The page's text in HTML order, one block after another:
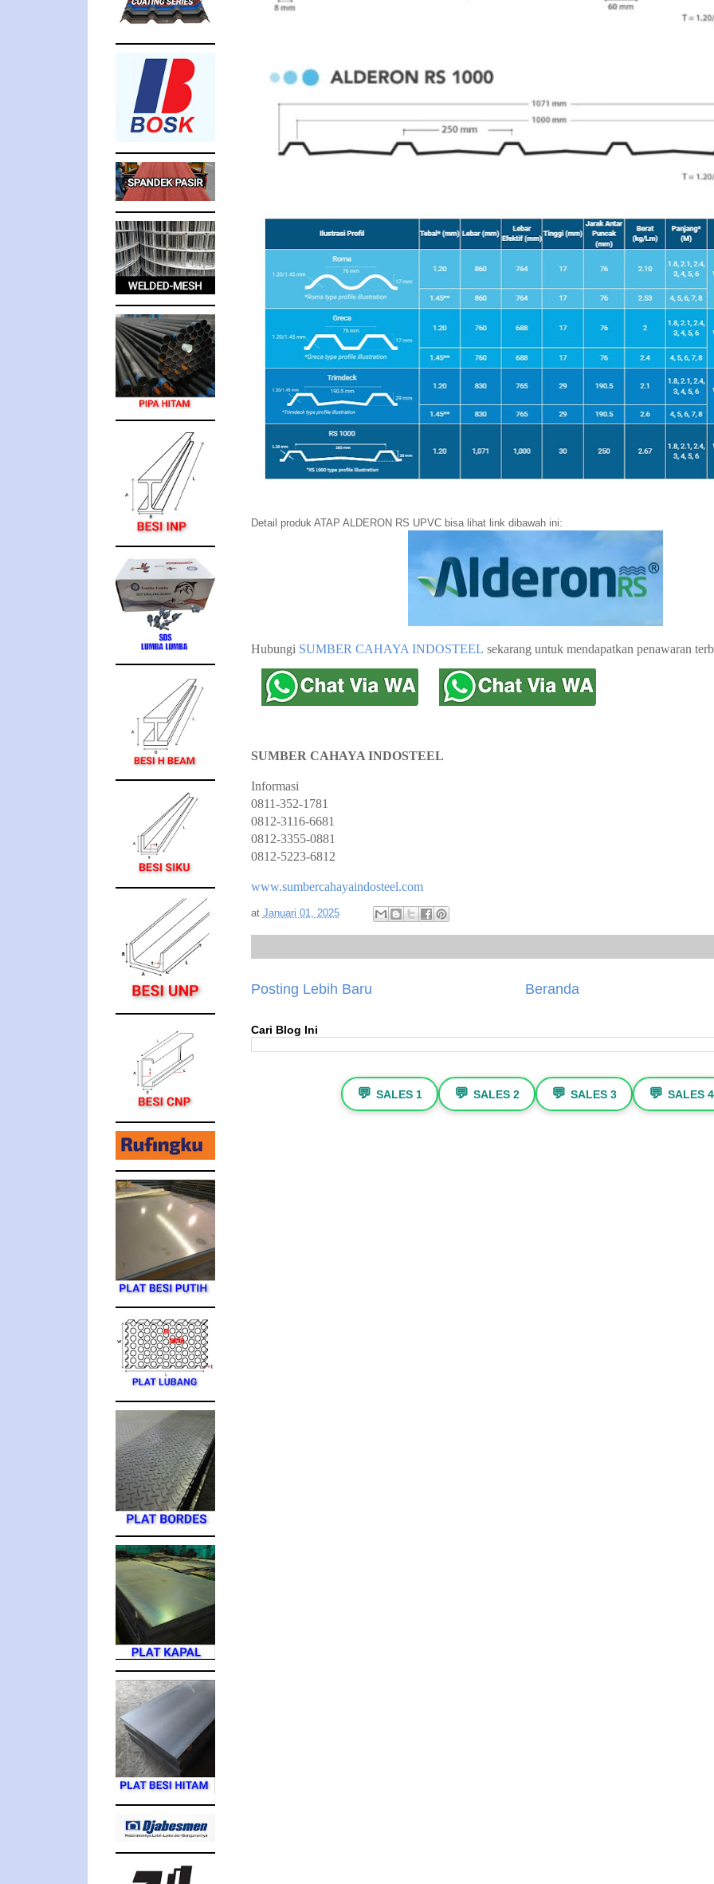
Detail produk ATAP ALDERON RS UPVC bisa lihat link dibawah ini:
Hubungi SUMBER CAHAYA INDOSTEEL sekarang untuk mendapatkan penawaran
SUMBER CAHAYA INDOSTEEL
Informasi
0811-352-1781
0812-3116-6681
0812-3355-0881
0812-5223-6812
www.sumbercahayaindosteel.com
at Januari 01, 2025
Posting Lebih Baru Beranda
Cari Blog Ini
💬 SALES 1 💬 SALES 2 💬 SALES 3 💬 SALES 4